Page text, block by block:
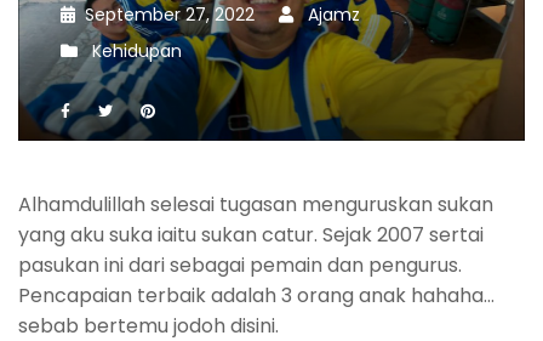
September 27, 2022
Ajamz
Kehidupan
Alhamdulillah selesai tugasan menguruskan sukan
yang aku suka iaitu sukan catur. Sejak 2007 sertai
pasukan ini dari sebagai pemain dan pengurus.
Pencapaian terbaik adalah 3 orang anak hahaha…
sebab bertemu jodoh disini.